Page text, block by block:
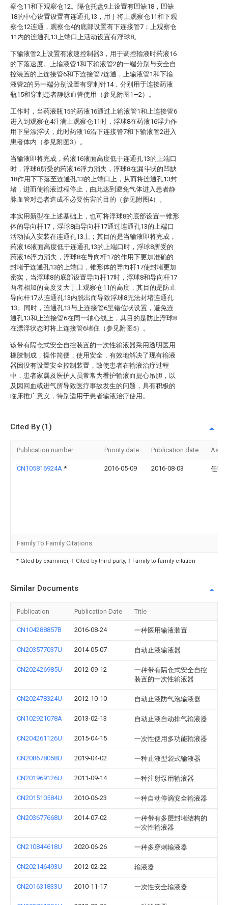
察仓11和下观察仓12。隔仓托盘9上设置有凹缺18，凹缺
18的中心设置设置有连通孔13，用于将上观察仓11和下观
察仓12连通，观察仓4的底部设置有下连接管7；上观察仓
11内的连通孔13上端口上活动设置有浮球8。
下输液管2上设置有液速控制器3，用于调控输液时药液16
的下落速度。上输液管1和下输液管2的一端分别与安全自
控装置的上连接管6和下连接管7连通，上输液管1和下输
液管2的另一端分别设置有穿刺针14，分别用于连接药液
瓶15和穿刺患者静脉血管使用（参见附图1—2）。
工作时，当药液瓶15的药液16通过上输液管1和上连接管6
进入到观察仓4注满上观察仓11时，浮球8在药液16浮力作
用下呈漂浮状，此时药液16沿下连接管7和下输液管2进入
患者体内（参见附图3）。
当输液即将完成，药液16液面高度低于连通孔13的上端口
时，浮球8所受的药液16浮力消失，浮球8在漏斗状的凹缺
18作用下下落至连通孔13的上端口上，从而将连通孔13封
堵，进而使输液过程停止，由此达到避免气体进入患者静
脉血管对患者造成不必要伤害的目的（参见附图4）。
本实用新型在上述基础上，也可将浮球8的底部设置一锥形
体的导向杆17，浮球8由导向杆17通过连通孔13的上端口
活动插入安装在连通孔13上；其目的是当输液即将完成，
药液16液面高度低于连通孔13的上端口时，浮球8所受的
药液16浮力消失，浮球8在导向杆17的作用下更加准确的
封堵于连通孔13的上端口，锥形体的导向杆17使封堵更加
密实，当浮球8的底部设置导向杆17时，浮球8和导向杆17
两者相加的高度要大于上观察仓11的高度，其目的是防止
导向杆17从连通孔13内脱出而导致浮球8无法封堵连通孔
13。同时，连通孔13与上连接管6呈错位状设置，避免连
通孔13和上连接管6在同一轴心线上，其目的是防止浮球8
在漂浮状态时将上连接管6堵住（参见附图5）。
该带有隔仓式安全自控装置的一次性输液器采用透明医用
橡胶制成，操作简便，使用安全，有效地解决了现有输液
器因没有设置安全控制装置，致使患者在输液治疗过程
中，患者家属及医护人员常常为看护输液而提心吊胆，以
及因回血或进气所导致医疗事故发生的问题，具有积极的
临床推广意义，特别适用于患者输液治疗使用。
Cited By (1)
Publication number Priority date Publication date
CN105816924A * 2016-05-09 2016-08-03 任凯
Family To Family Citations
* Cited by examiner, † Cited by third party, ‡ Family to family citation
Similar Documents
Publication Publication Date Title
CN104288857B 2016-08-24 一种医用输液装置
CN203577037U 2014-05-07 自动止液输液器
CN202426985U 2012-09-12
一种带有隔仓式安全自控
装置的一次性输液器
CN202478324U 2012-10-10 自动止液防气泡输液器
CN102921078A 2013-02-13 自动止液自动排气输液器
CN204261126U 2015-04-15 一次性使用多功能输液器
CN208678058U 2019-04-02 一种止液型袋式输液器
CN201969126U 2011-09-14 一种注射泵用输液器
CN201510584U 2010-06-23 一种自动停滴安全输液器
CN203677668U 2014-07-02
一种带有多层封堵结构的
一次性输液器
CN210844618U 2020-06-26 一种多穿刺输液器
CN202146493U 2012-02-22 输液器
CN201631833U 2010-11-17 一次性安全输液器